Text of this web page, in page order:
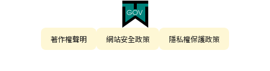
著作權聲明 網站安全政策 隱私權保護政策